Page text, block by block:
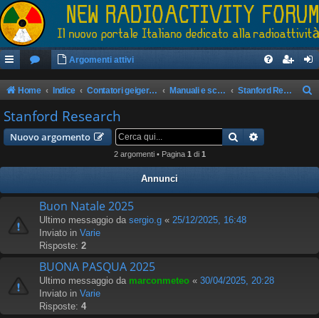
Argomenti attivi
Home Indice Contatori geiger/rilevatori di radioattività Manuali e schemi apparati Stanford Research
Stanford Research
Nuovo argomento Cerca
2 argomenti • Pagina 1 di 1
Annunci
Buon Natale 2025
Ultimo messaggio da sergio.g « 25/12/2025, 16:48
Inviato in Varie
Risposte: 2
BUONA PASQUA 2025
Ultimo messaggio da marconmeteo « 30/04/2025, 20:28
Inviato in Varie
Risposte: 4